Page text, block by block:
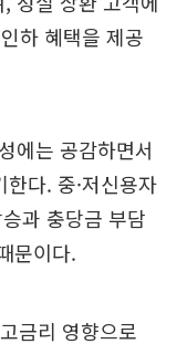
하 혜택을 제공
에는 공감하면서
다. 중·저신용자
과 충당금 부담
문이다.
금리 영향으로